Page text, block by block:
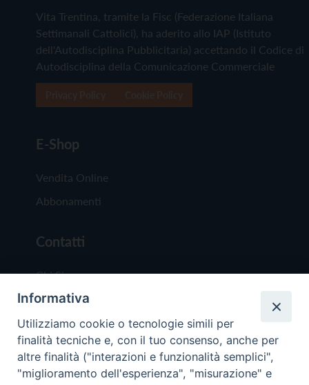
Vita Trentina, tramite la Fisc (Federazione Italiana
Settimanali Cattolici), ha aderito allo IAP (Istituto
dell'Autodisciplina Pubblicitaria) accettando il Codice di
Autodisciplina della Comunicazione Commerciale
E-Shop
Vendita Online
Abbonamenti
Contatti
Chi Siamo
Redazione
Scrivici
Informativa
Utilizziamo cookie o tecnologie simili per
finalità tecniche e, con il tuo consenso, anche per
altre finalità ("interazioni e funzionalità semplici",
"miglioramento dell'esperienza", "misurazione" e